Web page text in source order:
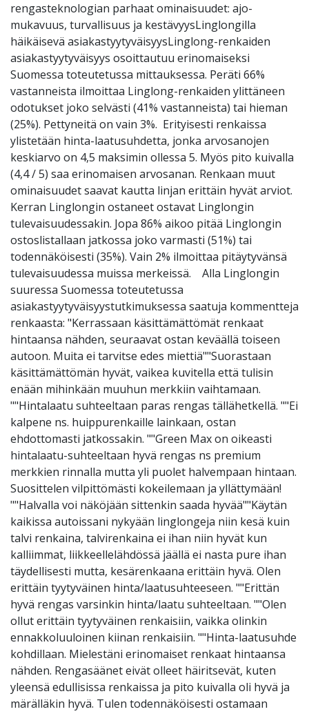
rengasteknologian parhaat ominaisuudet: ajo-
mukavuus, turvallisuus ja kestävyysLinglongilla
häikäisevä asiakastyytyväisyysLinglong-renkaiden
asiakastyytyväisyys osoittautuu erinomaiseksi
Suomessa toteutetussa mittauksessa. Peräti 66%
vastanneista ilmoittaa Linglong-renkaiden ylittäneen
odotukset joko selvästi (41% vastanneista) tai hieman
(25%). Pettyneitä on vain 3%. Erityisesti renkaissa
ylistetään hinta-laatusuhdetta, jonka arvosanojen
keskiarvo on 4,5 maksimin ollessa 5. Myös pito kuivalla
(4,4 / 5) saa erinomaisen arvosanan. Renkaan muut
ominaisuudet saavat kautta linjan erittäin hyvät arviot.
Kerran Linglongin ostaneet ostavat Linglongin
tulevaisuudessakin. Jopa 86% aikoo pitää Linglongin
ostoslistallaan jatkossa joko varmasti (51%) tai
todennäköisesti (35%). Vain 2% ilmoittaa pitäytyvänsä
tulevaisuudessa muissa merkeissä. Alla Linglongin
suuressa Suomessa toteutetussa
asiakastyytyväisyystutkimuksessa saatuja kommentteja
renkaasta: "Kerrassaan käsittämättömät renkaat
hintaansa nähden, seuraavat ostan keväällä toiseen
autoon. Muita ei tarvitse edes miettiä""Suorastaan
käsittämättömän hyvät, vaikea kuvitella että tulisin
enään mihinkään muuhun merkkiin vaihtamaan.
""Hintalaatu suhteeltaan paras rengas tällähetkellä. ""Ei
kalpene ns. huippurenkaille lainkaan, ostan
ehdottomasti jatkossakin. ""Green Max on oikeasti
hintalaatu-suhteeltaan hyvä rengas ns premium
merkkien rinnalla mutta yli puolet halvempaan hintaan.
Suosittelen vilpittömästi kokeilemaan ja yllättymään!
""Halvalla voi näköjään sittenkin saada hyvää""Käytän
kaikissa autoissani nykyään linglongeja niin kesä kuin
talvi renkaina, talvirenkaina ei ihan niin hyvät kun
kalliimmat, liikkeellelähdössä jäällä ei nasta pure ihan
täydellisesti mutta, kesärenkaana erittäin hyvä. Olen
erittäin tyytyväinen hinta/laatusuhteeseen. ""Erittän
hyvä rengas varsinkin hinta/laatu suhteeltaan. ""Olen
ollut erittäin tyytyväinen renkaisiin, vaikka olinkin
ennakkoluuloinen kiinan renkaisiin. ""Hinta-laatusuhde
kohdillaan. Mielestäni erinomaiset renkaat hintaansa
nähden. Rengasäänet eivät olleet häiritsevät, kuten
yleensä edullisissa renkaissa ja pito kuivalla oli hyvä ja
märälläkin hyvä. Tulen todennäköisesti ostamaan